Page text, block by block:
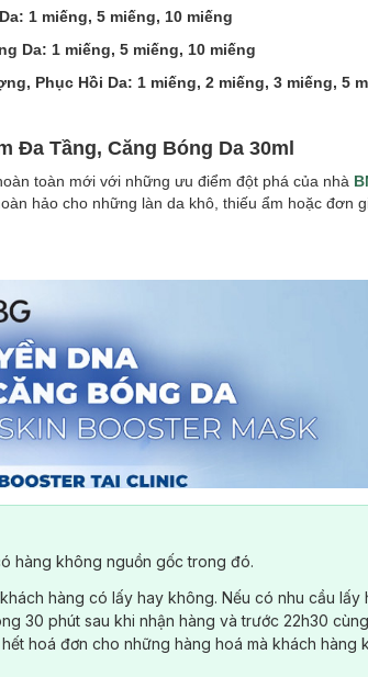
1 miếng, 5 miếng, 10 miếng
Da: 1 miếng, 5 miếng, 10 miếng
Phục Hồi Da: 1 miếng, 2 miếng, 3 miếng, 5
Đa Tầng, Căng Bóng Da 30ml
toàn mới với những ưu điểm đột phá của nhà
hảo cho những làn da khô, thiếu ẩm hoặc đơn
hàng không nguồn gốc trong đó.
hàng có lấy hay không. Nếu có nhu cầu lấy
30 phút sau khi nhận hàng và trước 22h30
hoá đơn cho những hàng hoá mà khách hàng